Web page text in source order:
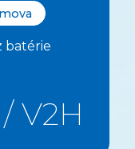
batérie
V2H